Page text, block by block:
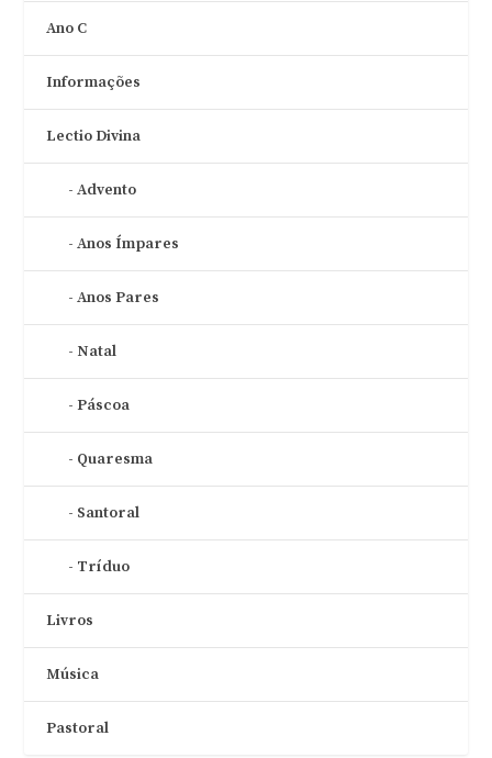
Ano C
Informações
Lectio Divina
Advento
Anos Ímpares
Anos Pares
Natal
Páscoa
Quaresma
Santoral
Tríduo
Livros
Música
Pastoral